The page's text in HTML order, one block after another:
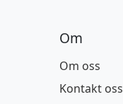
Om
Om oss
Kontakt oss